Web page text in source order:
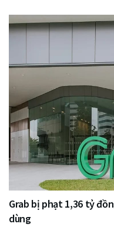
Grab bị phạt 1,36 tỷ
dùng